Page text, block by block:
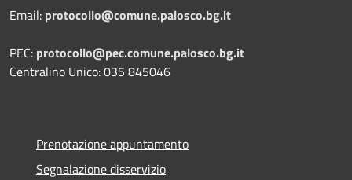
Email: protocollo@comune.palosco.bg.it
PEC: protocollo@pec.comune.palosco.bg.it
Centralino Unico: 035 845046
Prenotazione appuntamento
Segnalazione disservizio